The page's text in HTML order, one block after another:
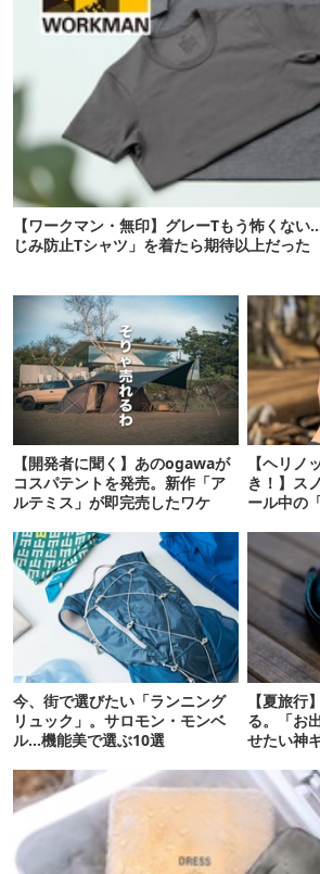
【ワークマン・無印】グレーTもう怖くな
じみ防止Tシャツ」を着たら期待以上だった
【開発者に聞く】あのogawaが
コスパテントを発売。新作「ア
ルテミス」が即完売したワケ
【ヘリノ
き！】ス
ール中の
今、街で選びたい「ランニング
リュック」。サロモン・モンベ
ル…機能美で選ぶ10選
【夏旅行
る。「お
せたい神